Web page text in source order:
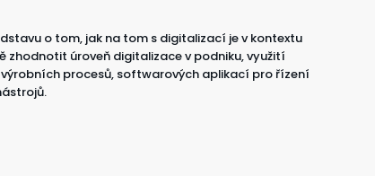
o tom, jak na tom s digitalizací je v kontextu
zhodnotit úroveň digitalizace v podniku, využití
procesů, softwarových aplikací pro řízení